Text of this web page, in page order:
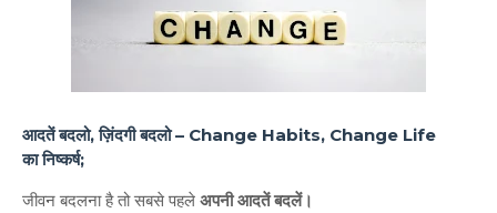
आदतें बदलो, ज़िंदगी बदलो – Change Habits, Change Life
कानिष्कर्ष;
जीवन बदलना है तो सबसे पहले अपनी आदतें बदलें।